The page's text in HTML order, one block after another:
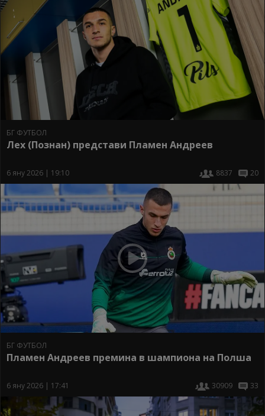
БГ ФУТБОЛ
Лех (Познан) представи Пламен Андреев
6 яну 2026 | 19:10 8837 20
БГ ФУТБОЛ
Пламен Андреев премина в шампиона на Полша
6 яну 2026 | 17:41 30909 33